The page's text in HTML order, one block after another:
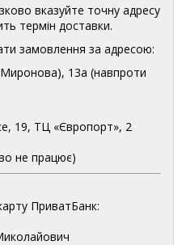
вказуйте точну адресу
термін доставки.
замовлення за адресою:
13а (навпроти
19, ТЦ «Європорт», 2
не працює)
ПриватБанк: